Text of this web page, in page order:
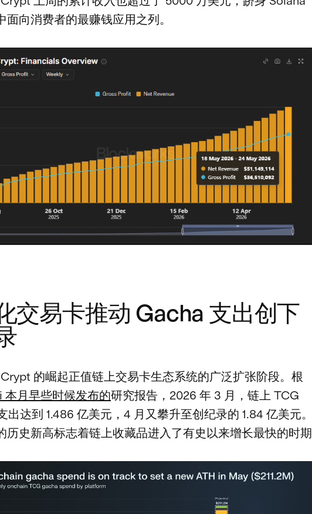
面向消费者的最赚钱应用之列。
交易卡推动 Gacha 支出创下
的崛起正值链上交易卡生态系统的广泛扩张阶段。根
本月早些时候发布的研究报告，2026 年 3 月，链上 TCG
出达到 1.486 亿美元，4 月又攀升至创纪录的 1.84 亿美元。
历史新高标志着链上收藏品进入了有史以来增长最快的时期